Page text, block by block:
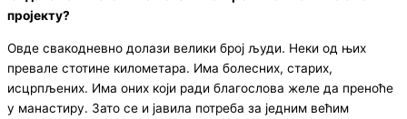
пројекту?
Овде свакодневно долази велики број људи. Неки од њих
превале стотине километара. Има болесних, старих,
исцрпљених. Има оних који ради благослова желе да преноће
у манастиру. Зато се и јавила потреба за једним већим